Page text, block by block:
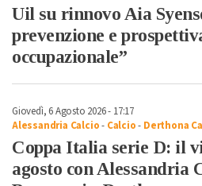
Uil su rinnovo Aia
prevenzione e
occupazionale”
Giovedì, 6 Agosto 2026 - 17:17
Alessandria Calcio- Calcio- Derthona
Coppa Italia serie D: il
agosto con Alessandria